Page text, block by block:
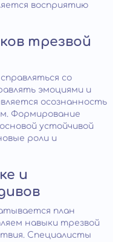
восприятию
трезвой
со
эмоциями и
осознанность
Формирование
устойчивой
роли и
и
план
навыки трезвой
Специалисты